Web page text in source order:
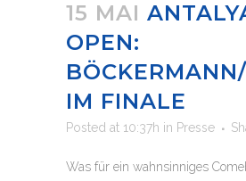
15 MAI
OPEN:
IM FINALE
Posted at 10:37h in Presse
Was für ein wahnsinniges